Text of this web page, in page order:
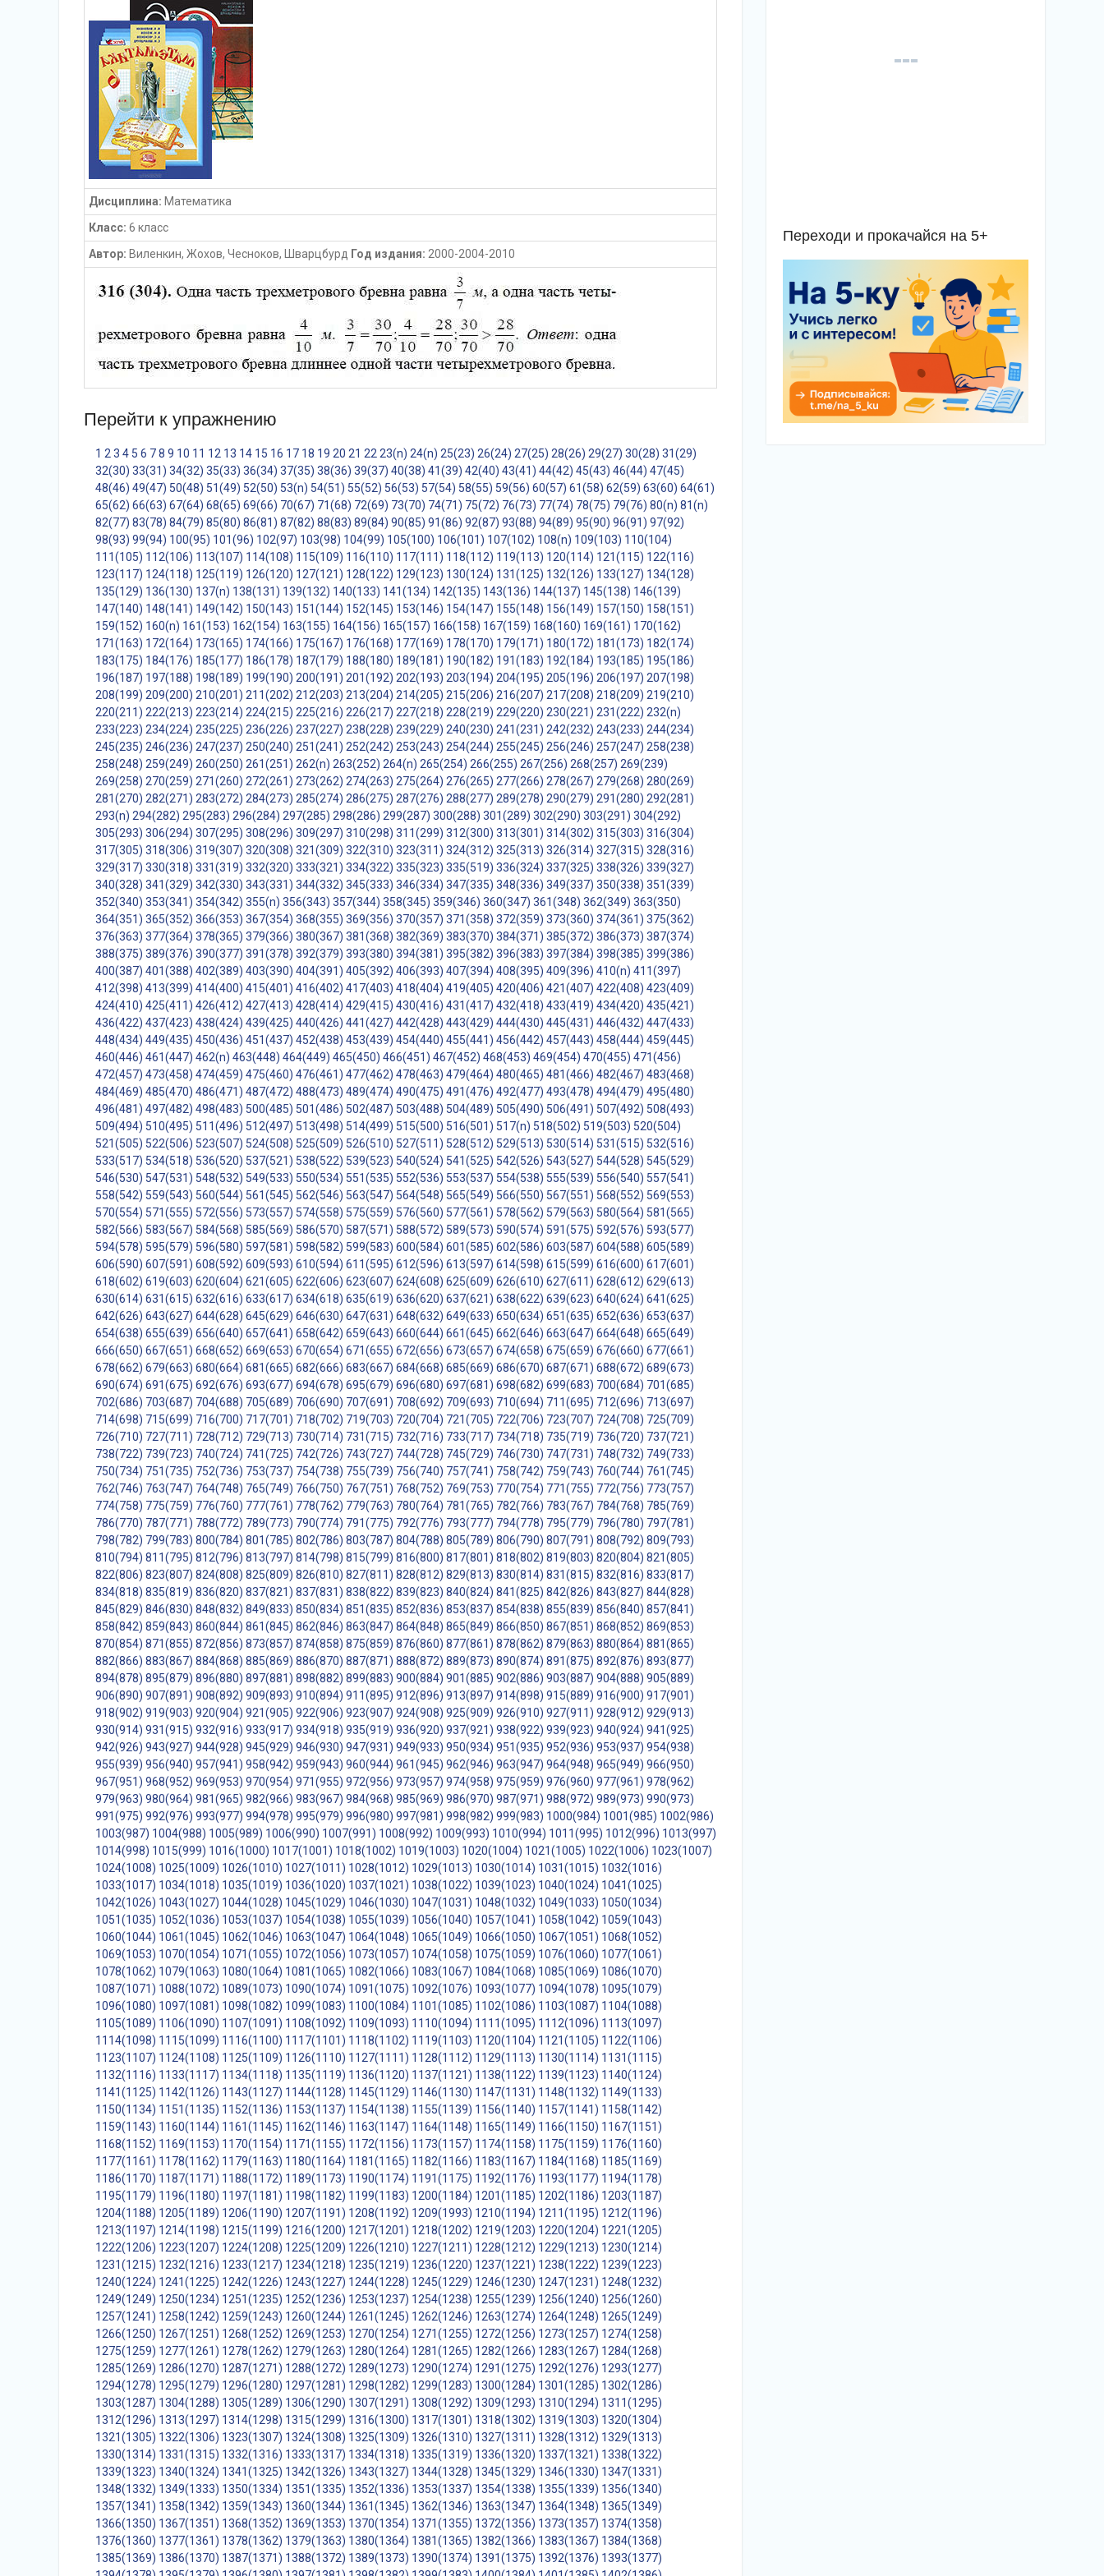
Дисциплина: Математика
Класс: 6 класс
Автор: Виленкин, Жохов, Чесноков, Шварцбурд Год издания: 2000-2004-2010
Перейти к упражнению
1 2 3 4 5 6 78 9 10 11 12 13 14 15 16 17 18 19 20 21 22 23(n) 24(n) 25(23) 26(24) 27(25) 28(26) 29(27) 30(28) 31(29)
32(30) 33(31) 34(32) 35(33) 36(34) 37(35) 38(36) 39(37) 40(38) 41(39) 42(40) 43(41) 44(42) 45(43) 46(44) 47(45)
48(46) 49(47) 50(48) 51(49) 52(50) 53(n) 54(51) 55(52) 56(53) 57(54) 58(55) 59(56) 60(57) 61(58) 62(59) 63(60) 64(61)
65(62) 66(63) 67(64) 68(65) 69(66) 70(67) 71(68) 72(69) 73(70) 74(71) 75(72) 76(73) 77(74) 78(75) 79(76) 80(n) 81(n)
82(77) 83(78) 84(79) 85(80) 86(81) 87(82) 88(83) 89(84) 90(85) 91(86) 92(87) 93(88) 94(89) 95(90) 96(91) 97(92)
98(93) 99(94) 100(95) 101(96) 102(97) 103(98) 104(99) 105(100) 106(101) 107(102) 108(n) 109(103) 110(104)
111(105) 112(106) 113(107) 114(108) 115(109) 116(110) 117(111) 118(112) 119(113) 120(114) 121(115) 122(116)
123(117) 124(118) 125(119) 126(120) 127(121) 128(122) 129(123) 130(124) 131(125) 132(126) 133(127) 134(128)
135(129) 136(130) 137(n) 138(131) 139(132) 140(133) 141(134) 142(135) 143(136) 144(137) 145(138) 146(139)
147(140) 148(141) 149(142) 150(143) 151(144) 152(145) 153(146) 154(147) 155(148) 156(149) 157(150) 158(151)
159(152) 160(n) 161(153) 162(154) 163(155) 164(156) 165(157) 166(158) 167(159) 168(160) 169(161) 170(162)
171(163) 172(164) 173(165) 174(166) 175(167) 176(168) 177(169) 178(170) 179(171) 180(172) 181(173) 182(174)
183(175) 184(176) 185(177) 186(178) 187(179) 188(180) 189(181) 190(182) 191(183) 192(184) 193(185) 195(186)
196(187) 197(188) 198(189) 199(190) 200(191) 201(192) 202(193) 203(194) 204(195) 205(196) 206(197) 207(198)
208(199) 209(200) 210(201) 211(202) 212(203) 213(204) 214(205) 215(206) 216(207) 217(208) 218(209) 219(210)
220(211) 222(213) 223(214) 224(215) 225(216) 226(217) 227(218) 228(219) 229(220) 230(221) 231(222) 232(n)
233(223) 234(224) 235(225) 236(226) 237(227) 238(228) 239(229) 240(230) 241(231) 242(232) 243(233) 244(234)
245(235) 246(236) 247(237) 250(240) 251(241) 252(242) 253(243) 254(244) 255(245) 256(246) 257(247) 258(238)
258(248) 259(249) 260(250) 261(251) 262(n) 263(252) 264(n) 265(254) 266(255) 267(256) 268(257) 269(239)
269(258) 270(259) 271(260) 272(261) 273(262) 274(263) 275(264) 276(265) 277(266) 278(267) 279(268) 280(269)
281(270) 282(271) 283(272) 284(273) 285(274) 286(275) 287(276) 288(277) 289(278) 290(279) 291(280) 292(281)
293(n) 294(282) 295(283) 296(284) 297(285) 298(286) 299(287) 300(288) 301(289) 302(290) 303(291) 304(292)
305(293) 306(294) 307(295) 308(296) 309(297) 310(298) 311(299) 312(300) 313(301) 314(302) 315(303) 316(304)
317(305) 318(306) 319(307) 320(308) 321(309) 322(310) 323(311) 324(312) 325(313) 326(314) 327(315) 328(316)
329(317) 330(318) 331(319) 332(320) 333(321) 334(322) 335(323) 335(519) 336(324) 337(325) 338(326) 339(327)
340(328) 341(329) 342(330) 343(331) 344(332) 345(333) 346(334) 347(335) 348(336) 349(337) 350(338) 351(339)
352(340) 353(341) 354(342) 355(n) 356(343) 357(344) 358(345) 359(346) 360(347) 361(348) 362(349) 363(350)
364(351) 365(352) 366(353) 367(354) 368(355) 369(356) 370(357) 371(358) 372(359) 373(360) 374(361) 375(362)
376(363) 377(364) 378(365) 379(366) 380(367) 381(368) 382(369) 383(370) 384(371) 385(372) 386(373) 387(374)
388(375) 389(376) 390(377) 391(378) 392(379) 393(380) 394(381) 395(382) 396(383) 397(384) 398(385) 399(386)
400(387) 401(388) 402(389) 403(390) 404(391) 405(392) 406(393) 407(394) 408(395) 409(396) 410(n) 411(397)
412(398) 413(399) 414(400) 415(401) 416(402) 417(403) 418(404) 419(405) 420(406) 421(407) 422(408) 423(409)
424(410) 425(411) 426(412) 427(413) 428(414) 429(415) 430(416) 431(417) 432(418) 433(419) 434(420) 435(421)
436(422) 437(423) 438(424) 439(425) 440(426) 441(427) 442(428) 443(429) 444(430) 445(431) 446(432) 447(433)
448(434) 449(435) 450(436) 451(437) 452(438) 453(439) 454(440) 455(441) 456(442) 457(443) 458(444) 459(445)
460(446) 461(447) 462(n) 463(448) 464(449) 465(450) 466(451) 467(452) 468(453) 469(454) 470(455) 471(456)
472(457) 473(458) 474(459) 475(460) 476(461) 477(462) 478(463) 479(464) 480(465) 481(466) 482(467) 483(468)
484(469) 485(470) 486(471) 487(472) 488(473) 489(474) 490(475) 491(476) 492(477) 493(478) 494(479) 495(480)
496(481) 497(482) 498(483) 500(485) 501(486) 502(487) 503(488) 504(489) 505(490) 506(491) 507(492) 508(493)
509(494) 510(495) 511(496) 512(497) 513(498) 514(499) 515(500) 516(501) 517(n) 518(502) 519(503) 520(504)
521(505) 522(506) 523(507) 524(508) 525(509) 526(510) 527(511) 528(512) 529(513) 530(514) 531(515) 532(516)
533(517) 534(518) 536(520) 537(521) 538(522) 539(523) 540(524) 541(525) 542(526) 543(527) 544(528) 545(529)
546(530) 547(531) 548(532) 549(533) 550(534) 551(535) 552(536) 553(537) 554(538) 555(539) 556(540) 557(541)
558(542) 559(543) 560(544) 561(545) 562(546) 563(547) 564(548) 565(549) 566(550) 567(551) 568(552) 569(553)
570(554) 571(555) 572(556) 573(557) 574(558) 575(559) 576(560) 577(561) 578(562) 579(563) 580(564) 581(565)
582(566) 583(567) 584(568) 585(569) 586(570) 587(571) 588(572) 589(573) 590(574) 591(575) 592(576) 593(577)
594(578) 595(579) 596(580) 597(581) 598(582) 599(583) 600(584) 601(585) 602(586) 603(587) 604(588) 605(589)
606(590) 607(591) 608(592) 609(593) 610(594) 611(595) 612(596) 613(597) 614(598) 615(599) 616(600) 617(601)
618(602) 619(603) 620(604) 621(605) 622(606) 623(607) 624(608) 625(609) 626(610) 627(611) 628(612) 629(613)
630(614) 631(615) 632(616) 633(617) 634(618) 635(619) 636(620) 637(621) 638(622) 639(623) 640(624) 641(625)
642(626) 643(627) 644(628) 645(629) 646(630) 647(631) 648(632) 649(633) 650(634) 651(635) 652(636) 653(637)
654(638) 655(639) 656(640) 657(641) 658(642) 659(643) 660(644) 661(645) 662(646) 663(647) 664(648) 665(649)
666(650) 667(651) 668(652) 669(653) 670(654) 671(655) 672(656) 673(657) 674(658) 675(659) 676(660) 677(661)
678(662) 679(663) 680(664) 681(665) 682(666) 683(667) 684(668) 685(669) 686(670) 687(671) 688(672) 689(673)
690(674) 691(675) 692(676) 693(677) 694(678) 695(679) 696(680) 697(681) 698(682) 699(683) 700(684) 701(685)
702(686) 703(687) 704(688) 705(689) 706(690) 707(691) 708(692) 709(693) 710(694) 711(695) 712(696) 713(697)
714(698) 715(699) 716(700) 717(701) 718(702) 719(703) 720(704) 721(705) 722(706) 723(707) 724(708) 725(709)
726(710) 727(711) 728(712) 729(713) 730(714) 731(715) 732(716) 733(717) 734(718) 735(719) 736(720) 737(721)
738(722) 739(723) 740(724) 741(725) 742(726) 743(727) 744(728) 745(729) 746(730) 747(731) 748(732) 749(733)
750(734) 751(735) 752(736) 753(737) 754(738) 755(739) 756(740) 757(741) 758(742) 759(743) 760(744) 761(745)
762(746) 763(747) 764(748) 765(749) 766(750) 767(751) 768(752) 769(753) 770(754) 771(755) 772(756) 773(757)
774(758) 775(759) 776(760) 777(761) 778(762) 779(763) 780(764) 781(765) 782(766) 783(767) 784(768) 785(769)
786(770) 787(771) 788(772) 789(773) 790(774) 791(775) 792(776) 793(777) 794(778) 795(779) 796(780) 797(781)
798(782) 799(783) 800(784) 801(785) 802(786) 803(787) 804(788) 805(789) 806(790) 807(791) 808(792) 809(793)
810(794) 811(795) 812(796) 813(797) 814(798) 815(799) 816(800) 817(801) 818(802) 819(803) 820(804) 821(805)
822(806) 823(807) 824(808) 825(809) 826(810) 827(811) 828(812) 829(813) 830(814) 831(815) 832(816) 833(817)
834(818) 835(819) 836(820) 837(821) 837(831) 838(822) 839(823) 840(824) 841(825) 842(826) 843(827) 844(828)
845(829) 846(830) 848(832) 849(833) 850(834) 851(835) 852(836) 853(837) 854(838) 855(839) 856(840) 857(841)
858(842) 859(843) 860(844) 861(845) 862(846) 863(847) 864(848) 865(849) 866(850) 867(851) 868(852) 869(853)
870(854) 871(855) 872(856) 873(857) 874(858) 875(859) 876(860) 877(861) 878(862) 879(863) 880(864) 881(865)
882(866) 883(867) 884(868) 885(869) 886(870) 887(871) 888(872) 889(873) 890(874) 891(875) 892(876) 893(877)
894(878) 895(879) 896(880) 897(881) 898(882) 899(883) 900(884) 901(885) 902(886) 903(887) 904(888) 905(889)
906(890) 907(891) 908(892) 909(893) 910(894) 911(895) 912(896) 913(897) 914(898) 915(889) 916(900) 917(901)
918(902) 919(903) 920(904) 921(905) 922(906) 923(907) 924(908) 925(909) 926(910) 927(911) 928(912) 929(913)
930(914) 931(915) 932(916) 933(917) 934(918) 935(919) 936(920) 937(921) 938(922) 939(923) 940(924) 941(925)
942(926) 943(927) 944(928) 945(929) 946(930) 947(931) 949(933) 950(934) 951(935) 952(936) 953(937) 954(938)
955(939) 956(940) 957(941) 958(942) 959(943) 960(944) 961(945) 962(946) 963(947) 964(948) 965(949) 966(950)
967(951) 968(952) 969(953) 970(954) 971(955) 972(956) 973(957) 974(958) 975(959) 976(960) 977(961) 978(962)
979(963) 980(964) 981(965) 982(966) 983(967) 984(968) 985(969) 986(970) 987(971) 988(972) 989(973) 990(973)
991(975) 992(976) 993(977) 994(978) 995(979) 996(980) 997(981) 998(982) 999(983) 1000(984) 1001(985) 1002(986)
1003(987) 1004(988) 1005(989) 1006(990) 1007(991) 1008(992) 1009(993) 1010(994) 1011(995) 1012(996) 1013(997)
1014(998) 1015(999) 1016(1000) 1017(1001) 1018(1002) 1019(1003) 1020(1004) 1021(1005) 1022(1006) 1023(1007)
1024(1008) 1025(1009) 1026(1010) 1027(1011) 1028(1012) 1029(1013) 1030(1014) 1031(1015) 1032(1016)
1033(1017) 1034(1018) 1035(1019) 1036(1020) 1037(1021) 1038(1022) 1039(1023) 1040(1024) 1041(1025)
1042(1026) 1043(1027) 1044(1028) 1045(1029) 1046(1030) 1047(1031) 1048(1032) 1049(1033) 1050(1034)
1051(1035) 1052(1036) 1053(1037) 1054(1038) 1055(1039) 1056(1040) 1057(1041) 1058(1042) 1059(1043)
1060(1044) 1061(1045) 1062(1046) 1063(1047) 1064(1048) 1065(1049) 1066(1050) 1067(1051) 1068(1052)
1069(1053) 1070(1054) 1071(1055) 1072(1056) 1073(1057) 1074(1058) 1075(1059) 1076(1060) 1077(1061)
1078(1062) 1079(1063) 1080(1064) 1081(1065) 1082(1066) 1083(1067) 1084(1068) 1085(1069) 1086(1070)
1087(1071) 1088(1072) 1089(1073) 1090(1074) 1091(1075) 1092(1076) 1093(1077) 1094(1078) 1095(1079)
1096(1080) 1097(1081) 1098(1082) 1099(1083) 1100(1084) 1101(1085) 1102(1086) 1103(1087) 1104(1088)
1105(1089) 1106(1090) 1107(1091) 1108(1092) 1109(1093) 1110(1094) 1111(1095) 1112(1096) 1113(1097)
1114(1098) 1115(1099) 1116(1100) 1117(1101) 1118(1102) 1119(1103) 1120(1104) 1121(1105) 1122(1106)
1123(1107) 1124(1108) 1125(1109) 1126(1110) 1127(1111) 1128(1112) 1129(1113) 1130(1114) 1131(1115)
1132(1116) 1133(1117) 1134(1118) 1135(1119) 1136(1120) 1137(1121) 1138(1122) 1139(1123) 1140(1124)
1141(1125) 1142(1126) 1143(1127) 1144(1128) 1145(1129) 1146(1130) 1147(1131) 1148(1132) 1149(1133)
1150(1134) 1151(1135) 1152(1136) 1153(1137) 1154(1138) 1155(1139) 1156(1140) 1157(1141) 1158(1142)
1159(1143) 1160(1144) 1161(1145) 1162(1146) 1163(1147) 1164(1148) 1165(1149) 1166(1150) 1167(1151)
1168(1152) 1169(1153) 1170(1154) 1171(1155) 1172(1156) 1173(1157) 1174(1158) 1175(1159) 1176(1160)
1177(1161) 1178(1162) 1179(1163) 1180(1164) 1181(1165) 1182(1166) 1183(1167) 1184(1168) 1185(1169)
1186(1170) 1187(1171) 1188(1172) 1189(1173) 1190(1174) 1191(1175) 1192(1176) 1193(1177) 1194(1178)
1195(1179) 1196(1180) 1197(1181) 1198(1182) 1199(1183) 1200(1184) 1201(1185) 1202(1186) 1203(1187)
1204(1188) 1205(1189) 1206(1190) 1207(1191) 1208(1192) 1209(1993) 1210(1194) 1211(1195) 1212(1196)
1213(1197) 1214(1198) 1215(1199) 1216(1200) 1217(1201) 1218(1202) 1219(1203) 1220(1204) 1221(1205)
1222(1206) 1223(1207) 1224(1208) 1225(1209) 1226(1210) 1227(1211) 1228(1212) 1229(1213) 1230(1214)
1231(1215) 1232(1216) 1233(1217) 1234(1218) 1235(1219) 1236(1220) 1237(1221) 1238(1222) 1239(1223)
1240(1224) 1241(1225) 1242(1226) 1243(1227) 1244(1228) 1245(1229) 1246(1230) 1247(1231) 1248(1232)
1249(1249) 1250(1234) 1251(1235) 1252(1236) 1253(1237) 1254(1238) 1255(1239) 1256(1240) 1256(1260)
1257(1241) 1258(1242) 1259(1243) 1260(1244) 1261(1245) 1262(1246) 1263(1274) 1264(1248) 1265(1249)
1266(1250) 1267(1251) 1268(1252) 1269(1253) 1270(1254) 1271(1255) 1272(1256) 1273(1257) 1274(1258)
1275(1259) 1277(1261) 1278(1262) 1279(1263) 1280(1264) 1281(1265) 1282(1266) 1283(1267) 1284(1268)
1285(1269) 1286(1270) 1287(1271) 1288(1272) 1289(1273) 1290(1274) 1291(1275) 1292(1276) 1293(1277)
1294(1278) 1295(1279) 1296(1280) 1297(1281) 1298(1282) 1299(1283) 1300(1284) 1301(1285) 1302(1286)
1303(1287) 1304(1288) 1305(1289) 1306(1290) 1307(1291) 1308(1292) 1309(1293) 1310(1294) 1311(1295)
1312(1296) 1313(1297) 1314(1298) 1315(1299) 1316(1300) 1317(1301) 1318(1302) 1319(1303) 1320(1304)
1321(1305) 1322(1306) 1323(1307) 1324(1308) 1325(1309) 1326(1310) 1327(1311) 1328(1312) 1329(1313)
1330(1314) 1331(1315) 1332(1316) 1333(1317) 1334(1318) 1335(1319) 1336(1320) 1337(1321) 1338(1322)
1339(1323) 1340(1324) 1341(1325) 1342(1326) 1343(1327) 1344(1328) 1345(1329) 1346(1330) 1347(1331)
1348(1332) 1349(1333) 1350(1334) 1351(1335) 1352(1336) 1353(1337) 1354(1338) 1355(1339) 1356(1340)
1357(1341) 1358(1342) 1359(1343) 1360(1344) 1361(1345) 1362(1346) 1363(1347) 1364(1348) 1365(1349)
1366(1350) 1367(1351) 1368(1352) 1369(1353) 1370(1354) 1371(1355) 1372(1356) 1373(1357) 1374(1358)
1376(1360) 1377(1361) 1378(1362) 1379(1363) 1380(1364) 1381(1365) 1382(1366) 1383(1367) 1384(1368)
1385(1369) 1386(1370) 1387(1371) 1388(1372) 1389(1373) 1390(1374) 1391(1375) 1392(1376) 1393(1377)
Переходи и прокачайся на 5+